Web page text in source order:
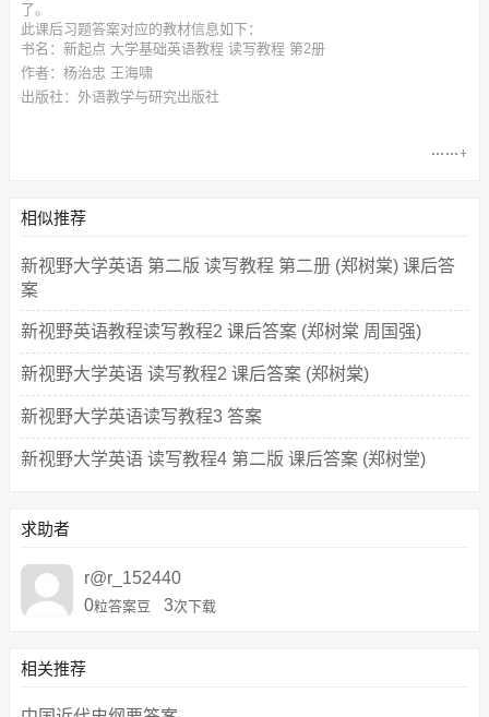
了。
此课后习题答案对应的教材信息如下：
书名：新起点 大学基础英语教程 读写教程 第2册
作者：杨治忠 王海啸
出版社：外语教学与研究出版社
相似推荐
新视野大学英语 第二版 读写教程 第二册 (郑树棠) 课后答
案
新视野英语教程读写教程2 课后答案 (郑树棠 周国强)
新视野大学英语 读写教程2 课后答案 (郑树棠)
新视野大学英语读写教程3 答案
新视野大学英语 读写教程4 第二版 课后答案 (郑树堂)
求助者
r@r_152440
0粒答案豆 3次下载
相关推荐